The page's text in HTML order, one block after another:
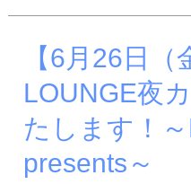
乗
の
験
学
習
の
写
真
展
【6月26日
LOUNGE夜
たします！
presents～